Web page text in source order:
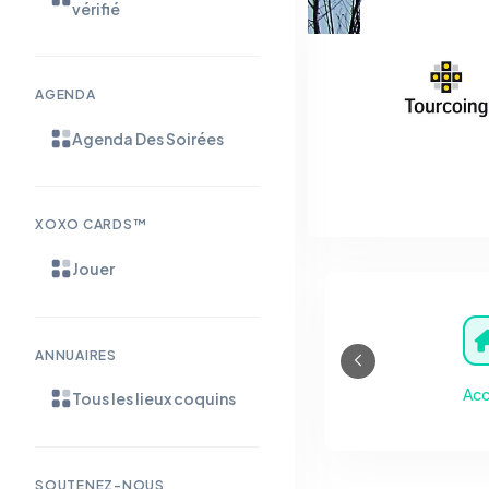
vérifié
AGENDA
Agenda Des Soirées
XOXO CARDS™
Jouer
ANNUAIRES
Tous les lieux coquins
SOUTENEZ-NOUS